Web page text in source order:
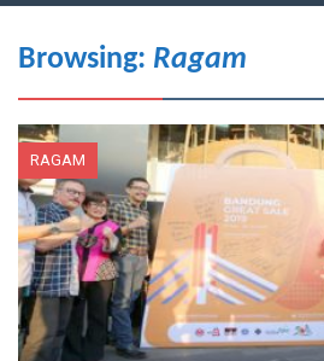
Browsing: Ragam
RAGAM